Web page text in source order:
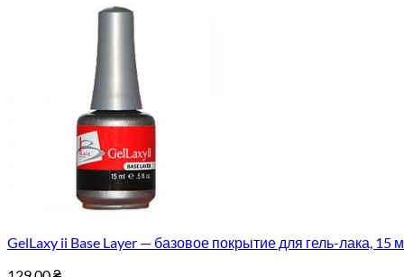
GelLaxy ii Base Layer — базовое покрытие для гель-лака, 15